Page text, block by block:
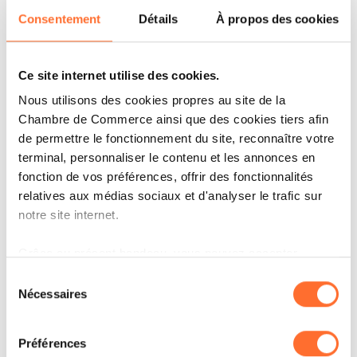
Consentement Détails À propos des cookies
Ce site internet utilise des cookies.
Nous utilisons des cookies propres au site de la
Chambre de Commerce ainsi que des cookies tiers afin
de permettre le fonctionnement du site, reconnaître votre
terminal, personnaliser le contenu et les annonces en
fonction de vos préférences, offrir des fonctionnalités
relatives aux médias sociaux et d'analyser le trafic sur
notre site internet.
à l’exception des cookies strictement nécessaires au
fonctionnement du site. Une description des différents
cookies est accessible sous l’onglet « Détails » ci-
dessus.
Nécessaires
Préférences
des politiques natalistes
L’instrument de la procréation est le plus
puissant pour raviver la dynamique
démographique. Mais il est aussi le plus
complexe à activer. «
dessus du seuil de renouvellement des générations
passe ainsi en revue les échecs successifs des